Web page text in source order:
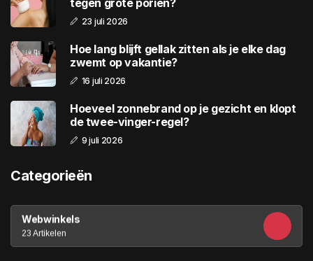
23 juli 2026
Hoe lang blijft gellak zitten als je elke dag
zwemt op vakantie?
16 juli 2026
Hoeveel zonnebrand op je gezicht en klopt
de twee-vinger-regel?
9 juli 2026
Categorieën
Webwinkels
23 Artikelen